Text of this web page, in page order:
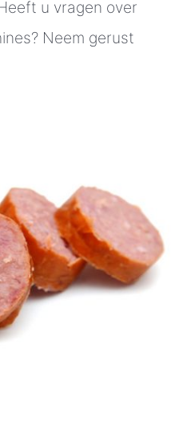
u vragen over
Neem gerust